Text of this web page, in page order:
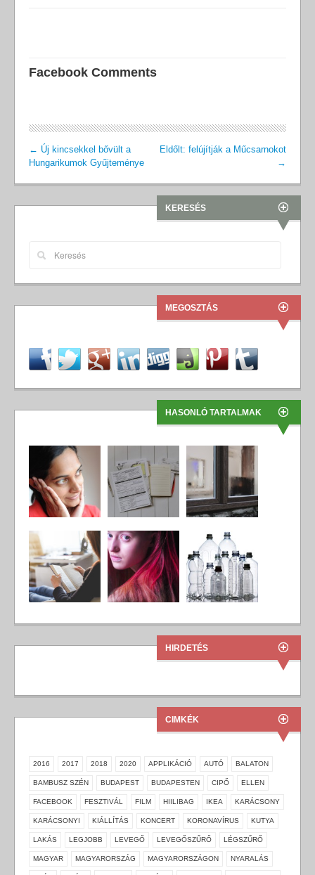
Facebook Comments
← Új kincsekkel bővült a
Hungarikumok Gyűjteménye
Eldőlt: felújítják a Műcsarnokot
→
KERESÉS
MEGOSZTÁS
HASONLÓ TARTALMAK
HIRDETÉS
CIMKÉK
2016 2017 2018 2020 APPLIKÁCIÓ AUTÓ BALATON
BAMBUSZ SZÉN BUDAPEST BUDAPESTEN CIPŐ ELLEN
FACEBOOK FESZTIVÁL FILM HIILIBAG IKEA KARÁCSONY
KARÁCSONYI KIÁLLÍTÁS KONCERT KORONAVÍRUS KUTYA
LAKÁS LEGJOBB LEVEGŐ LEVEGŐSZŰRŐ LÉGSZŰRŐ
MAGYAR MAGYARORSZÁG MAGYARORSZÁGON NYARALÁS